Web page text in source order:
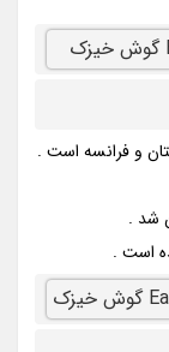
و فرانسه است .
است .